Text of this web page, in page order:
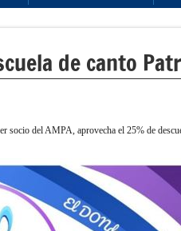
de canto
socio del AMPA, aprovecha el 25% de